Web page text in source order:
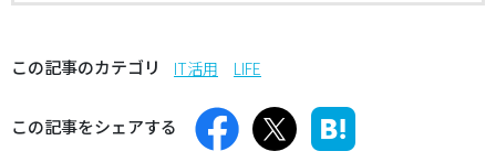
この記事のカテゴリ IT活用 LIFE
この記事をシェアする